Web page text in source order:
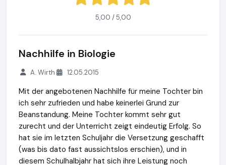
5,00 / 5,00
Nachhilfe in Biologie
A. Wirth 12.05.2015
Mit der angebotenen Nachhilfe für meine Tochter bin
ich sehr zufrieden und habe keinerlei Grund zur
Beanstandung. Meine Tochter kommt sehr gut
zurecht und der Unterricht zeigt eindeutig Erfolg. So
hat sie im letzten Schuljahr die Versetzung geschafft
(was bis dato fast aussichtslos erschien), und in
diesem Schulhalbjahr hat sich ihre Leistung noch